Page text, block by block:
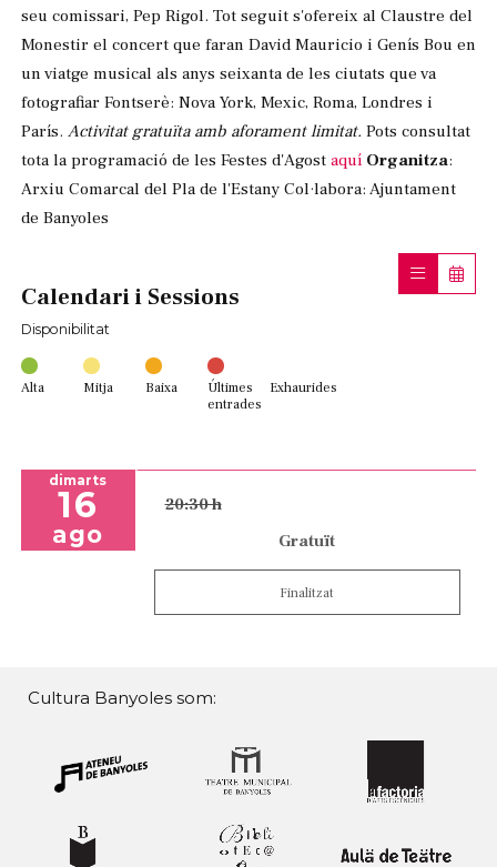
seu comissari, Pep Rigol. Tot seguit s'ofereix al Claustre del
Monestir el concert que faran David Mauricio i Genís Bou en
un viatge musical als anys seixanta de les ciutats que va
fotografiar Fontserè: Nova York, Mexic, Roma, Londres i
París. Activitat gratuïta amb aforament limitat. Pots consultat
tota la programació de les Festes d'Agost aquí Organitza:
Arxiu Comarcal del Pla de l'Estany Col·labora: Ajuntament
de Banyoles
Calendari i Sessions
Disponibilitat
Alta Mitja Baixa
Últimes
entrades
Exhaurides
dimarts
16
ago
20:30 h
Gratuït
Finalitzat
Cultura Banyoles som: